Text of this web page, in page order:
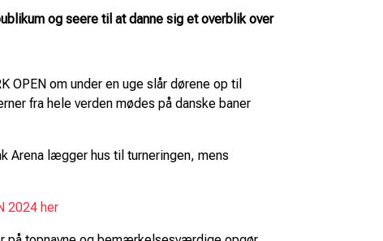
og seere til at danne sig et overblik over
OPEN om under en uge slår dørene op til
fra hele verden mødes på danske baner
Arena lægger hus til turneringen, mens
2024 her